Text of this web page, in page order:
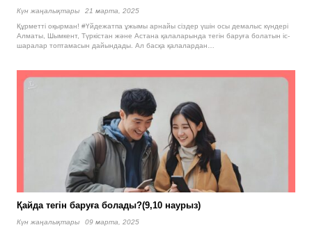
Күн жаңалықтары
21 марта, 2025
Құрметті оқырман! #Үйдежатпа ұжымы арнайы сіздер үшін осы демалыс күндері
Алматы, Шымкент, Түркістан және Астана қалаларында тегін баруға болатын іс-
шаралар топтамасын дайындады. Ал басқа қалалардан…
Қайда тегін баруға болады?(9,10 наурыз)
Күн жаңалықтары
09 марта, 2025